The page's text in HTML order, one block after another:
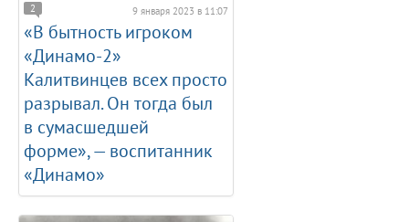
2 9 января 2023 в 11:07
«В бытность игроком
«Динамо-2»
Калитвинцев всех просто
разрывал. Он тогда был
в сумасшедшей
форме», — воспитанник
«Динамо»